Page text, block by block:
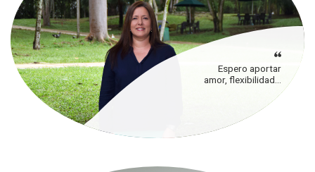
Espero aportar
amor, flexibilidad...